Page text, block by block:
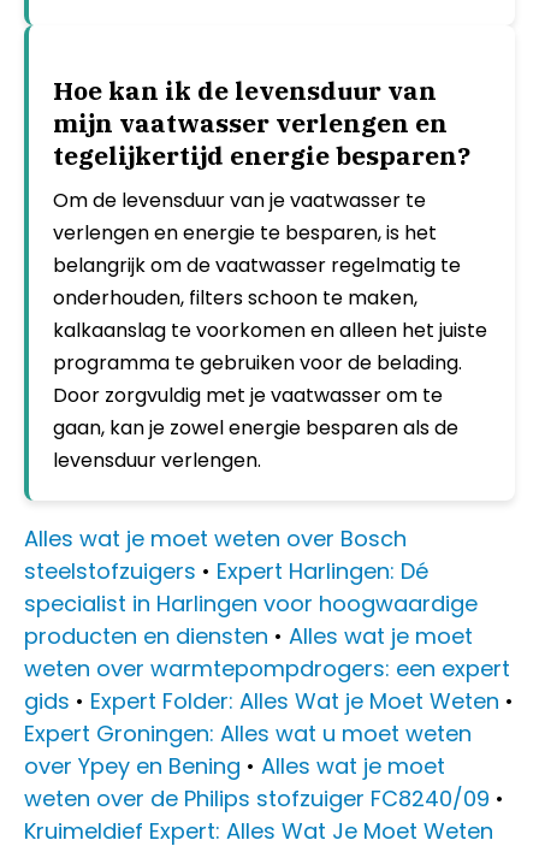
Hoe kan ik de levensduur van
mijn vaatwasser verlengen en
tegelijkertijd energie besparen?
Om de levensduur van je vaatwasser te
verlengen en energie te besparen, is het
belangrijk om de vaatwasser regelmatig te
onderhouden, filters schoon te maken,
kalkaanslag te voorkomen en alleen het juiste
programma te gebruiken voor de belading.
Door zorgvuldig met je vaatwasser om te
gaan, kan je zowel energie besparen als de
levensduur verlengen.
Alles wat je moet weten over Bosch
steelstofzuigers • Expert Harlingen: Dé
specialist in Harlingen voor hoogwaardige
producten en diensten • Alles wat je moet
weten over warmtepompdrogers: een expert
gids • Expert Folder: Alles Wat je Moet Weten •
Expert Groningen: Alles wat u moet weten
over Ypey en Bening • Alles wat je moet
weten over de Philips stofzuiger FC8240/09 •
Kruimeldief Expert: Alles Wat Je Moet Weten